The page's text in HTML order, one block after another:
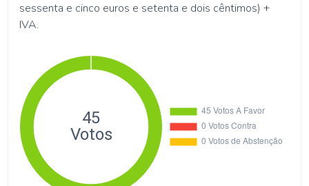
sessenta e cinco euros e setenta e dois cêntimos) +
IVA.